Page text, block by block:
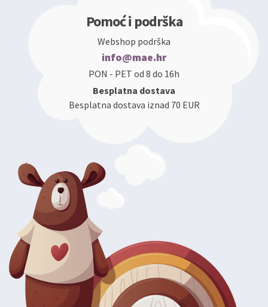
Pomoć i podrška
Webshop podrška
info@mae.hr
PON - PET od 8 do 16h
Besplatna dostava
Besplatna dostava iznad 70 EUR